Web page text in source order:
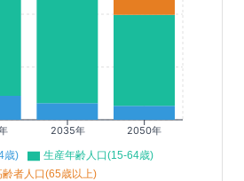
2035年 2050年
歳)
生産年齢人口(15-64歳)
齢者人口(65歳以上)